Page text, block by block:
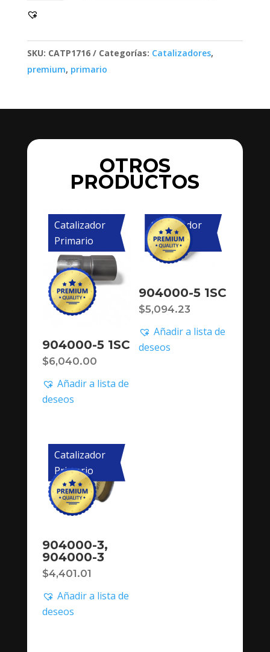
SKU: CATP1716 Categorías: Catalizadores,
premium, primario
OTROS
PRODUCTOS
Catalizador
Primario
904000-5 1SC
$6,040.00
Añadir a lista de
deseos
Catalizador
Primario
904000-5 1SC
$5,094.23
Añadir a lista de
deseos
Catalizador
Primario
904000-3,
904000-3
$4,401.01
Añadir a lista de
deseos